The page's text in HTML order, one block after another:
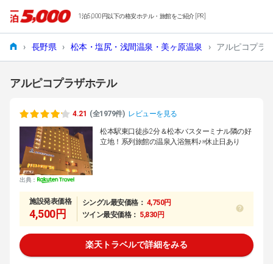
1泊5,000円以下の格安ホテル・旅館をご紹介 [PR]
› 長野県 › 松本・塩尻・浅間温泉・美ヶ原温泉 › アルピコプラ
アルピコプラザホテル
4.21 (全1979件) レビューを見る
出典：
松本駅東口徒歩2分＆松本バスターミナル隣の好
立地！系列旅館の温泉入浴無料♪※休止日あり
施設発表価格
4,500円
シングル最安価格： 4,750円
ツイン最安価格： 5,830円
楽天トラベルで詳細をみる